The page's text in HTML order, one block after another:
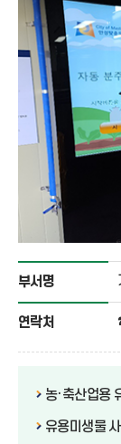
부서명
연락처
농·축산업용
유용미생물